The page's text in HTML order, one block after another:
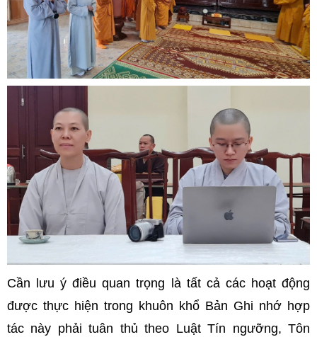
Cần lưu ý điều quan trọng là tất cả các hoạt động
được thực hiện trong khuôn khổ Bản Ghi nhớ hợp
tác này phải tuân thủ theo Luật Tín ngưỡng, Tôn